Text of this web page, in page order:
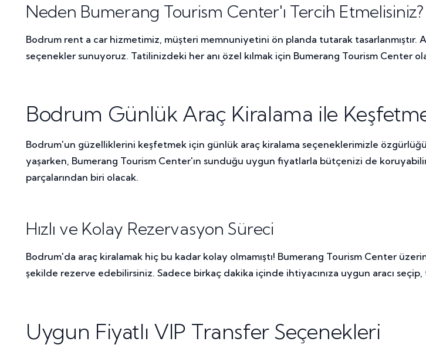
Neden Bumerang Tourism Center'ı Tercih Etmelisiniz?
Bodrum rent a car hizmetimiz, müşteri memnuniyetini ön planda tutarak
seçenekler sunuyoruz. Tatilinizdeki her anı özel kılmak için Bumerang Tourism Center
Bodrum Günlük Araç Kiralama ile
Bodrum'un güzelliklerini keşfetmek için günlük araç kiralama seçeneklerimizle
yaşarken, Bumerang Tourism Center'ın sunduğu uygun fiyatlarla bütçenizi de
parçalarından biri olacak.
Hızlı ve Kolay Rezervasyon Süreci
Bodrum'da araç kiralamak hiç bu kadar kolay olmamıştı! Bumerang Tourism Center
şekilde rezerve edebilirsiniz. Sadece birkaç dakika içinde ihtiyacınıza uygun aracı
Uygun Fiyatlı VIP Transfer Seçenekleri